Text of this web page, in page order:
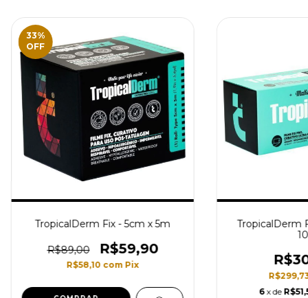
33%
OFF
TropicalDerm Fix - 5cm x 5m
R$89,00 R$59,90
R$58,10 com Pix
TropicalDerm
6 x de